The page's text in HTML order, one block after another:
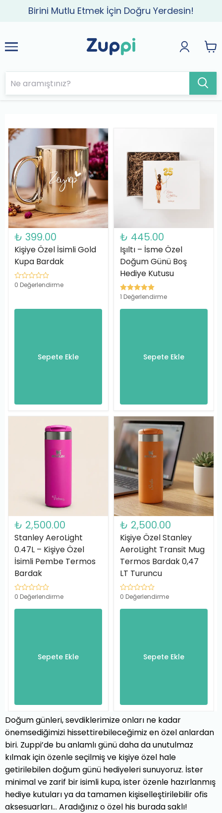
Birini Mutlu Etmek İçin Doğru Yerdesin!
₺ 399.00
Kişiye Özel İsimli Gold
Kupa Bardak
0 Değerlendirme
Sepete Ekle
₺ 445.00
Işıltı – İsme Özel
Doğum Günü Boş
Hediye Kutusu
1 Değerlendirme
Sepete Ekle
₺ 2,500.00
Stanley AeroLight
0.47L – Kişiye Özel
İsimli Pembe Termos
Bardak
0 Değerlendirme
Sepete Ekle
₺ 2,500.00
Kişiye Özel Stanley
AeroLight Transit Mug
Termos Bardak 0,47
LT Turuncu
0 Değerlendirme
Sepete Ekle
Doğum günleri, sevdiklerimize onları ne kadar
önemsediğimizi hissettirebileceğimiz en özel anlardan
biri. Zuppi’de bu anlamlı günü daha da unutulmaz
kılmak için özenle seçilmiş ve kişiye özel hale
getirilebilen doğum günü hediyeleri sunuyoruz. İster
minimal ve zarif bir isimli kupa, ister özenle hazırlanmış
hediye kutuları ya da tamamen kişiselleştirilebilir ofis
aksesuarları... Aradığınız o özel his burada saklı!